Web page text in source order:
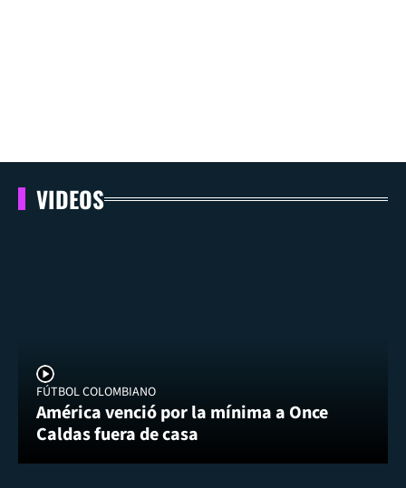
VIDEOS
FÚTBOL COLOMBIANO
América venció por la mínima a Once
Caldas fuera de casa